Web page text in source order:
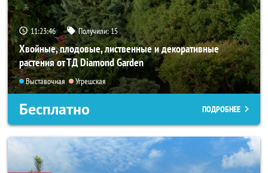
11:23:46 Получили:15
Хвойные, плодовые, лиственные и декоративные
растения от ТД Diamond Garden
Выставочная Угрешская
Бесплатно ПОДРОБНЕЕ